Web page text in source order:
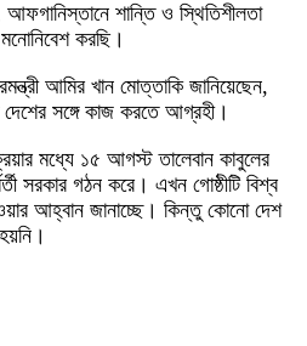
শান্তি ও স্থিতিশীলতা
করছি।
আমির খান মোত্তাকি জানিয়েছেন,
দেশের সঙ্গে কাজ করতে আগ্রহী।
মধ্যে ১৫ আগস্ট তালেবান কাবুলের
সরকার গঠন করে। এখন গোষ্ঠীটি বিশ্ব
আহ্বান জানাচ্ছে। কিন্তু কোনো দেশ